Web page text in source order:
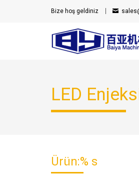
Bize hoş geldiniz
LED
Ürün:% s